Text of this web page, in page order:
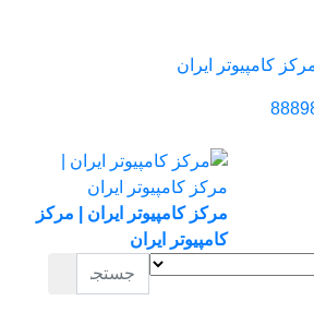
کامپیوتر ایران
مرکز کامپیوتر ایران | مرکز
کامپیوتر ایران